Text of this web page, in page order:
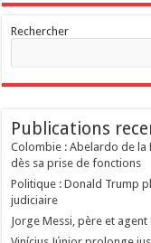
Rechercher
Publications
Colombie : Abelardo de la
dès sa prise de fonctions
Politique : Donald Trump
judiciaire
Jorge Messi, père et